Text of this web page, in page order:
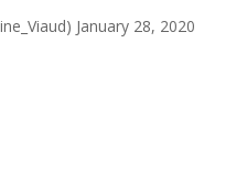
January 28, 2020